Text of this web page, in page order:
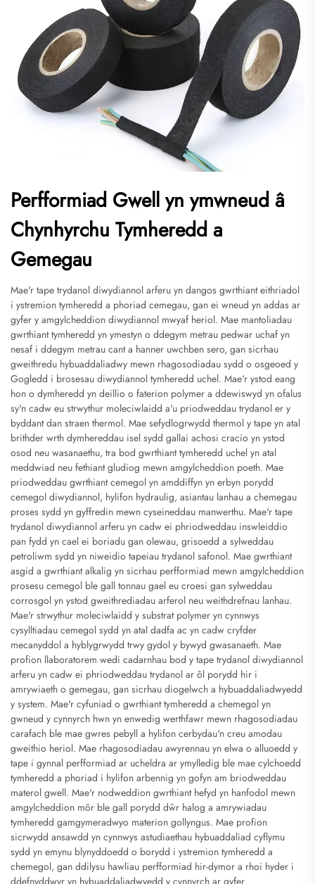
Perfformiad Gwell yn ymwneud â
Chynhyrchu Tymheredd a
Gemegau
Mae'r tape trydanol diwydiannol arferu yn dangos gwrthiant eithriadol
i ystremion tymheredd a phoriad cemegau, gan ei wneud yn addas ar
gyfer y amgylcheddion diwydiannol mwyaf heriol. Mae mantoliadau
gwrthiant tymheredd yn ymestyn o ddegym metrau pedwar uchaf yn
nesaf i ddegym metrau cant a hanner uwchben sero, gan sicrhau
gweithredu hybuaddaliadwy mewn rhagosodiadau sydd o osgeoed y
Gogledd i brosesau diwydiannol tymheredd uchel. Mae'r ystod eang
hon o dymheredd yn deillio o faterion polymer a ddewiswyd yn ofalus
sy'n cadw eu strwythur moleciwlaidd a'u priodweddau trydanol er y
byddant dan straen thermol. Mae sefydlogrwydd thermol y tape yn atal
brithder wrth dymhereddau isel sydd gallai achosi cracio yn ystod
osod neu wasanaethu, tra bod gwrthiant tymheredd uchel yn atal
meddwiad neu fethiant gludiog mewn amgylcheddion poeth. Mae
priodweddau gwrthiant cemegol yn amddiffyn yn erbyn porydd
cemegol diwydiannol, hylifon hydraulig, asiantau lanhau a chemegau
proses sydd yn gyffredin mewn cyseineddau manwerthu. Mae'r tape
trydanol diwydiannol arferu yn cadw ei phriodweddau inswleiddio
pan fydd yn cael ei boriadu gan olewau, grisoedd a sylweddau
petroliwm sydd yn niweidio tapeiau trydanol safonol. Mae gwrthiant
asgid a gwrthiant alkalig yn sicrhau perfformiad mewn amgylcheddion
prosesu cemegol ble gall tonnau gael eu croesi gan sylweddau
corrosgol yn ystod gweithrediadau arferol neu weithdrefnau lanhau.
Mae'r strwythur moleciwlaidd y substrat polymer yn cynnwys
cysylltiadau cemegol sydd yn atal dadfa ac yn cadw cryfder
mecanyddol a hyblygrwydd trwy gydol y bywyd gwasanaeth. Mae
profion llaboratorem wedi cadarnhau bod y tape trydanol diwydiannol
arferu yn cadw ei phriodweddau trydanol ar ôl porydd hir i
amrywiaeth o gemegau, gan sicrhau diogelwch a hybuaddaliadwyedd
y system. Mae'r cyfuniad o gwrthiant tymheredd a chemegol yn
gwneud y cynnyrch hwn yn enwedig werthfawr mewn rhagosodiadau
carafach ble mae gwres pebyll a hylifon cerbydau'n creu amodau
gweithio heriol. Mae rhagosodiadau awyrennau yn elwa o alluoedd y
tape i gynnal perfformiad ar ucheldra ar ymylledig ble mae cylchoedd
tymheredd a phoriad i hylifon arbennig yn gofyn am briodweddau
materol gwell. Mae'r nodweddion gwrthiant hefyd yn hanfodol mewn
amgylcheddion môr ble gall porydd dŵr halog a amrywiadau
tymheredd gamgymeradwyo materion gollyngus. Mae profion
sicrwydd ansawdd yn cynnwys astudiaethau hybuaddaliad cyflymu
sydd yn emynu blynyddoedd o borydd i ystremion tymheredd a
chemegol, gan ddilysu hawliau perfformiad hir-dymor a rhoi hyder i
ddefnyddwyr yn hybuaddaliadwyedd y cynnyrch ar gyfer